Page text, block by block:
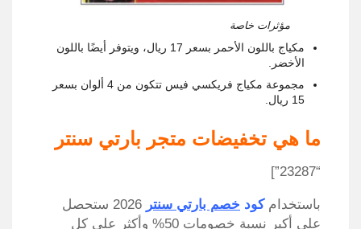
مؤثرات خاصة
مكياج باللون الأحمر بسعر 17 ريال، ويتوفر أيضًا باللون
الأخضر.
مجموعة مكياج فريكسي فيس تتكون من 4 ألوان بسعر
15 ريال.
ما هي تخفيضات متجر بارتي سنتر
“23287”]
باستخدامكود خصم بارتي سنتر
2026 ستحصل
على أكبر نسبة خصومات 50% وأكثر على كل